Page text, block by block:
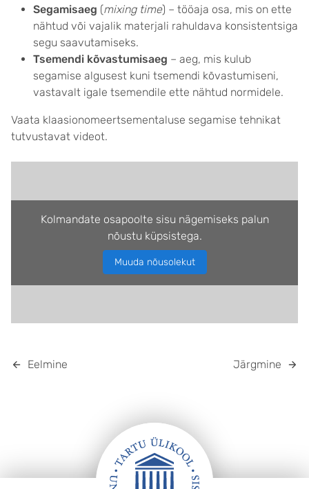
Segamisaeg (mixing time) – tööaja osa, mis on ette
nähtud või vajalik materjali rahuldava konsistentsiga
segu saavutamiseks.
Tsemendi kõvastumisaeg – aeg, mis kulub
segamise algusest kuni tsemendi kõvastumiseni,
vastavalt igale tsemendile ette nähtud normidele.
Vaata klaasionomeertsementaluse segamise tehnikat
tutvustavat videot.
Kolmandate osapoolte sisu nägemiseks palun
nõustu küpsistega.
Muuda nõusolekut
Eelmine Järgmine